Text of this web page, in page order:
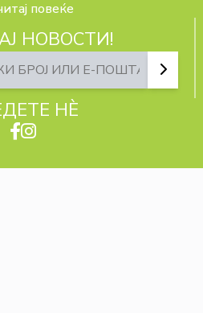
повеќе
НОВОСТИ!
НЀ